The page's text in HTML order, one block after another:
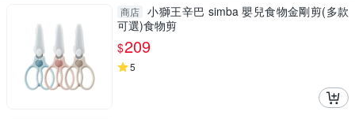
商店 小獅王辛巴 simba 嬰兒食物金剛剪(多款
可選)食物剪
$209
5